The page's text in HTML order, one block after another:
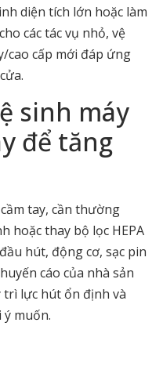
diện tích lớn hoặc làm
các tác vụ nhỏ, vệ
cao cấp mới đáp ứng
sinh máy
để tăng
tay, cần thường
hoặc thay bộ lọc HEPA
hút, động cơ, sạc pin
cáo của nhà sản
lực hút ổn định và
muốn.